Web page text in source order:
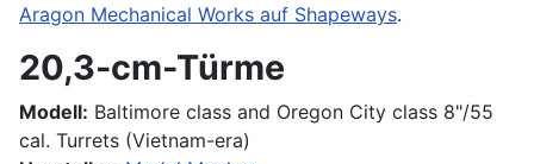
Aragon Mechanical Works auf Shapeways.
20,3-cm-Türme
Modell: Baltimore class and Oregon City class 8"/55
cal. Turrets (Vietnam-era)